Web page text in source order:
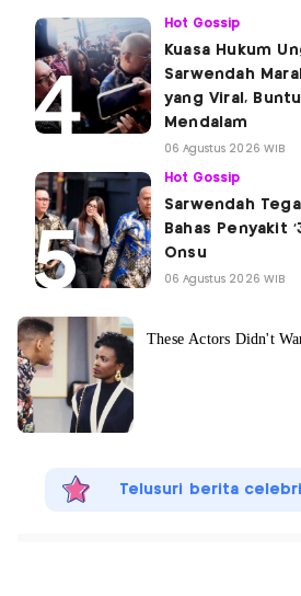
Hot Gossip
Kuasa Hukum
Sarwendah
yang Viral,
Mendalam
06 Agustus 2026 WIB
Hot Gossip
Sarwendah
Bahas Penyakit
Onsu
06 Agustus 2026 WIB
Telusuri berita